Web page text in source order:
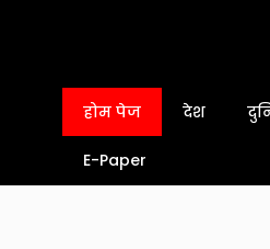
होम पेज देश
E-Paper